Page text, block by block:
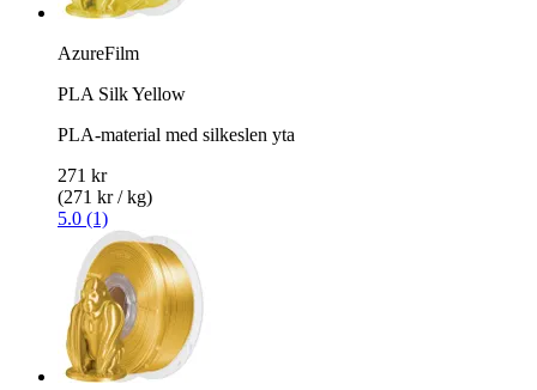
AzureFilm
PLA Silk Yellow
PLA-material med silkeslen yta
271 kr
(271 kr / kg)
5.0 (1)